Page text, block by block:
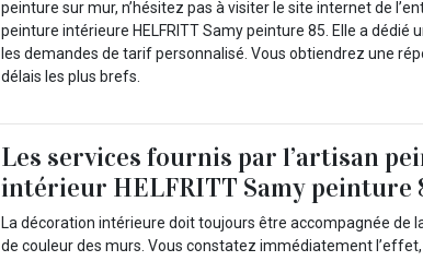
peinture sur mur, n’hésitez pas à visiter le site internet de
peinture intérieure HELFRITT Samy peinture 85. Elle a dédié
les demandes de tarif personnalisé. Vous obtiendrez une
délais les plus brefs.
Les services fournis par l’artisan
intérieur HELFRITT Samy peinture
La décoration intérieure doit toujours être accompagnée de
de couleur des murs. Vous constatez immédiatement